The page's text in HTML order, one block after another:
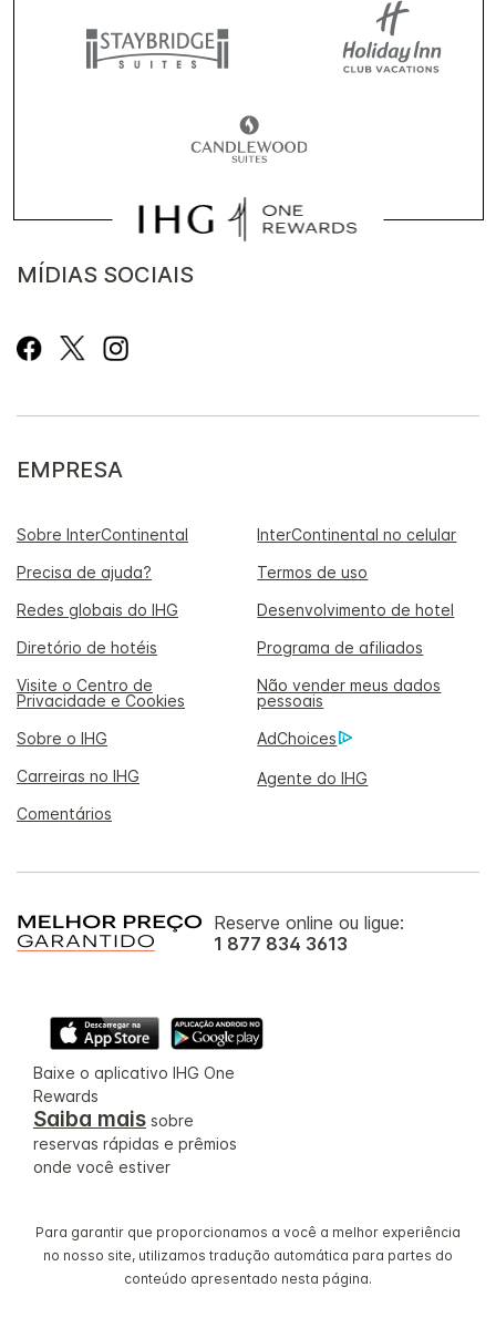
MÍDIAS SOCIAIS
EMPRESA
Sobre InterContinental
InterContinental no celular
Precisa de ajuda?
Termos de uso
Redes globais do IHG
Desenvolvimento de hotel
Diretório de hotéis
Programa de afiliados
Visite o Centro de
Privacidade e Cookies
Não vender meus dados
pessoais
Sobre o IHG
AdChoices
Carreiras no IHG
Agente do IHG
Comentários
Reserve online ou ligue:
1 877 834 3613
Baixe o aplicativo IHG One
Rewards
Saiba mais sobre
reservas rápidas e prêmios
onde você estiver
Para garantir que proporcionamos a você a melhor experiência
no nosso site, utilizamos tradução automática para partes do
conteúdo apresentado nesta página.